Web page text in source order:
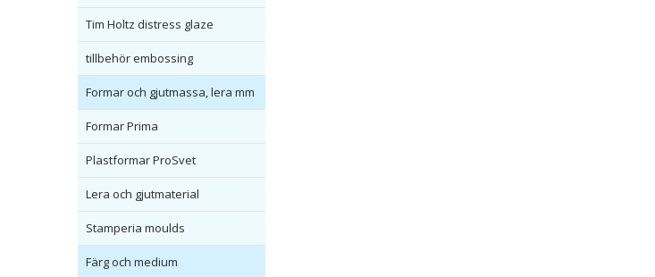
Tim Holtz distress glaze
tillbehör embossing
Formar och gjutmassa, lera mm
Formar Prima
Plastformar ProSvet
Lera och gjutmaterial
Stamperia moulds
Färg och medium